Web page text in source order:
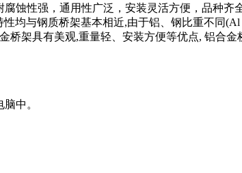
蚀性强，通用性广泛，安装灵活方便，品种齐
均与钢质桥架基本相近,由于铝、钢比重不同(Al
桥架具有美观,重量轻、安装方便等优点, 铝合
中。